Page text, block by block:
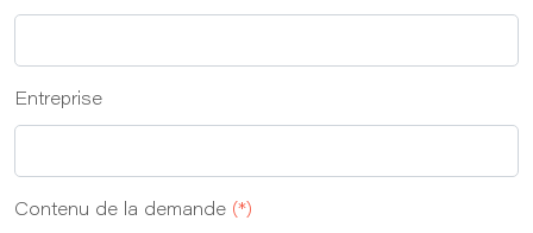
Entreprise
Contenu de la demande (*)